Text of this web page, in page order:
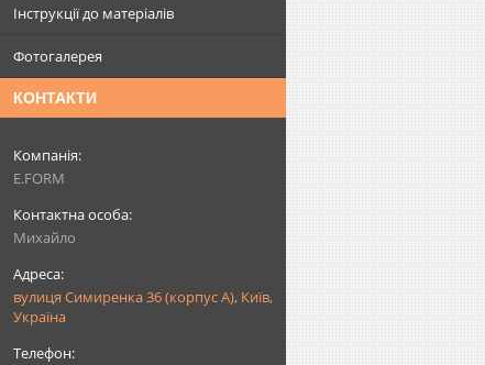
Інструкції до матеріалів
Фотогалерея
КОНТАКТИ
E.FORM
Михайло
вулиця Симиренка 36 (корпус А), Київ,
Україна